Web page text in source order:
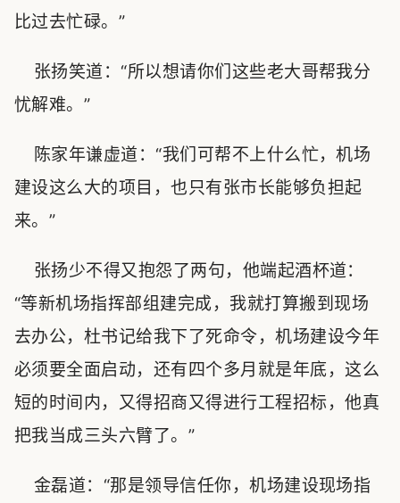
比过去忙碌。”
张扬笑道：“所以想请你们这些老大哥帮我分
忧解难。”
陈家年谦虚道：“我们可帮不上什么忙，机场
建设这么大的项目，也只有张市长能够负担起
来。”
张扬少不得又抱怨了两句，他端起酒杯道：
“等新机场指挥部组建完成，我就打算搬到现场
去办公，杜书记给我下了死命令，机场建设今年
必须要全面启动，还有四个多月就是年底，这么
短的时间内，又得招商又得进行工程招标，他真
把我当成三头六臂了。”
金磊道：“那是领导信任你，机场建设现场指